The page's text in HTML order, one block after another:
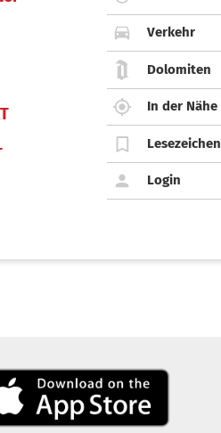
Verkehr
Dolomiten
In der Nähe
Lesezeichen
Login